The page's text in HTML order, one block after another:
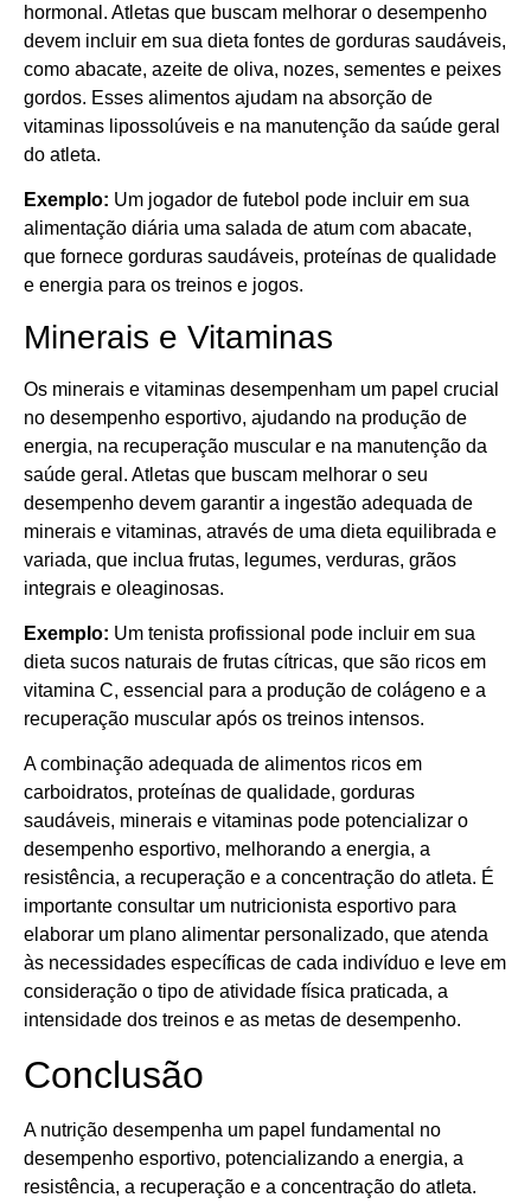
hormonal. Atletas que buscam melhorar o desempenho
devem incluir em sua dieta fontes de gorduras saudáveis,
como abacate, azeite de oliva, nozes, sementes e peixes
gordos. Esses alimentos ajudam na absorção de
vitaminas lipossolúveis e na manutenção da saúde geral
do atleta.
Exemplo: Um jogador de futebol pode incluir em sua
alimentação diária uma salada de atum com abacate,
que fornece gorduras saudáveis, proteínas de qualidade
e energia para os treinos e jogos.
Minerais e Vitaminas
Os minerais e vitaminas desempenham um papel crucial
no desempenho esportivo, ajudando na produção de
energia, na recuperação muscular e na manutenção da
saúde geral. Atletas que buscam melhorar o seu
desempenho devem garantir a ingestão adequada de
minerais e vitaminas, através de uma dieta equilibrada e
variada, que inclua frutas, legumes, verduras, grãos
integrais e oleaginosas.
Exemplo: Um tenista profissional pode incluir em sua
dieta sucos naturais de frutas cítricas, que são ricos em
vitamina C, essencial para a produção de colágeno e a
recuperação muscular após os treinos intensos.
A combinação adequada de alimentos ricos em
carboidratos, proteínas de qualidade, gorduras
saudáveis, minerais e vitaminas pode potencializar o
desempenho esportivo, melhorando a energia, a
resistência, a recuperação e a concentração do atleta. É
importante consultar um nutricionista esportivo para
elaborar um plano alimentar personalizado, que atenda
às necessidades específicas de cada indivíduo e leve em
consideração o tipo de atividade física praticada, a
intensidade dos treinos e as metas de desempenho.
Conclusão
A nutrição desempenha um papel fundamental no
desempenho esportivo, potencializando a energia, a
resistência, a recuperação e a concentração do atleta.